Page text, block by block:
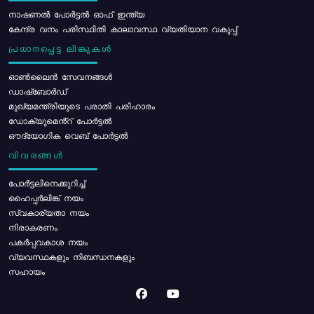
നാഷണൽ പോർട്ടൽ ഓഫ് ഇന്ത്യ
കേന്ദ്ര വനം പരിസ്ഥിതി കാലാവസ്ഥ വ്യതിയാന വകുപ്പ്
പ്രധാനപ്പെട്ട ലിങ്കുകൾ
ഓൺലൈൻ സേവനങ്ങൾ
ഡാഷ്ബോർഡ്
മുഖ്യമന്ത്രിയുടെ പരാതി പരിഹാരം
ഡോക്യുമെൻ്റ് പോർട്ടൽ
ഔദ്യോഗിക വെബ് പോർട്ടൽ
വിവരങ്ങൾ
പോര്‍ട്ടലിനെക്കുറിച്ച്
ഹൈപ്പർലിങ്ക് നയം
സ്വകാര്യതാ നയം
നിരാകരണം
പകർപ്പവകാശ നയം
വ്യവസ്ഥകളും നിബന്ധനകളും
സഹായം